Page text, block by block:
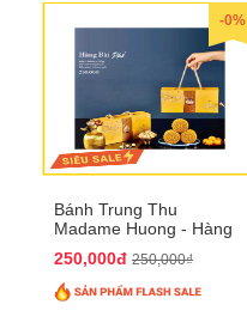
-0%
Bánh Trung Thu
Madame Huong - Hàng
250,000đ 250,000₫